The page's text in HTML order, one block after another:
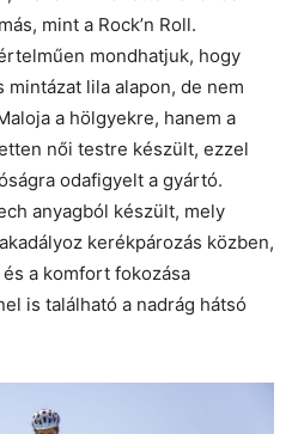
mint a Rock’n Roll.
mondhatjuk, hogy
lila alapon, de nem
a hölgyekre, hanem a
női testre készült, ezzel
odafigyelt a gyártó.
anyagból készült, mely
kerékpározás közben,
a komfort fokozása
is található a nadrág hátsó